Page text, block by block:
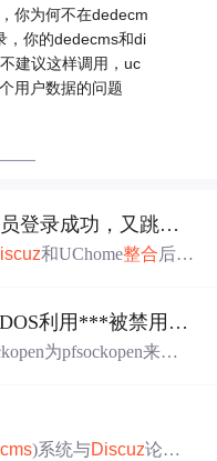
你为何不在dedecm
，你的dedecms和di
建议这样调用，uc
用户数据的问题
——
登录成功，又跳转到登录页面
cuz和UChome整合后，
检查登录代码、跨域共
和确认文件链接库无
fsockopen函数容易被PHPDDOS利用***被禁用，部分程序不正常的解决办法
为pfsockopen来解
、
cuz品牌空间安装问题
)系统与Discuz论坛